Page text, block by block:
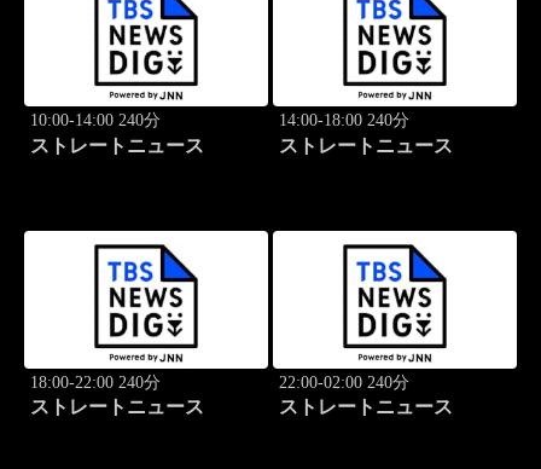
10:00-14:00 240分
ストレートニュース
14:00-18:00 240分
ストレートニュース
18:00-22:00 240分
ストレートニュース
22:00-02:00 240分
ストレートニュース